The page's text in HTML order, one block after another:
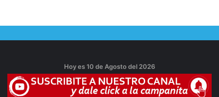
Hoy es 10 de Agosto del 2026